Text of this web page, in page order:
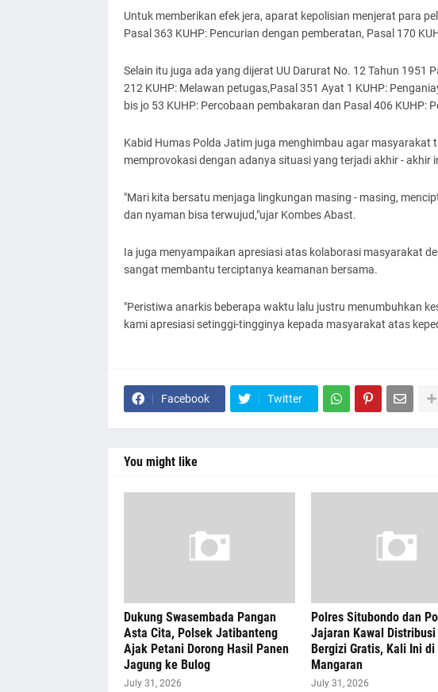
Untuk memberikan efek jera, aparat kepolisian menjerat para
Pasal 363 KUHP: Pencurian dengan pemberatan, Pasal 170
Selain itu juga ada yang dijerat UU Darurat No. 12 Tahun 1951
212 KUHP: Melawan petugas,Pasal 351 Ayat 1 KUHP:
bis jo 53 KUHP: Percobaan pembakaran dan Pasal 406 KUHP:
Kabid Humas Polda Jatim juga menghimbau agar masyarakat
memprovokasi dengan adanya situasi yang terjadi akhir - akhir
"Mari kita bersatu menjaga lingkungan masing - masing,
dan nyaman bisa terwujud,"ujar Kombes Abast.
Ia juga menyampaikan apresiasi atas kolaborasi masyarakat
sangat membantu terciptanya keamanan bersama.
"Peristiwa anarkis beberapa waktu lalu justru menumbuhkan
kami apresiasi setinggi-tingginya kepada masyarakat atas
Facebook Twitter
You might like
Dukung Swasembada Pangan
Asta Cita, Polsek Jatibanteng
Ajak Petani Dorong Hasil Panen
Jagung ke Bulog
July 31, 2026
Polres Situbondo dan
Jajaran Kawal
Bergizi Gratis, Kali Ini di
Mangaran
July 31, 2026